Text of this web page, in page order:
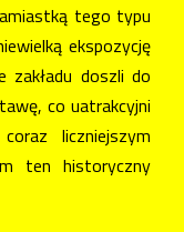
tego typu
ekspozycję
zakładu doszli do
co uatrakcyjni
liczniejszym
ten historyczny